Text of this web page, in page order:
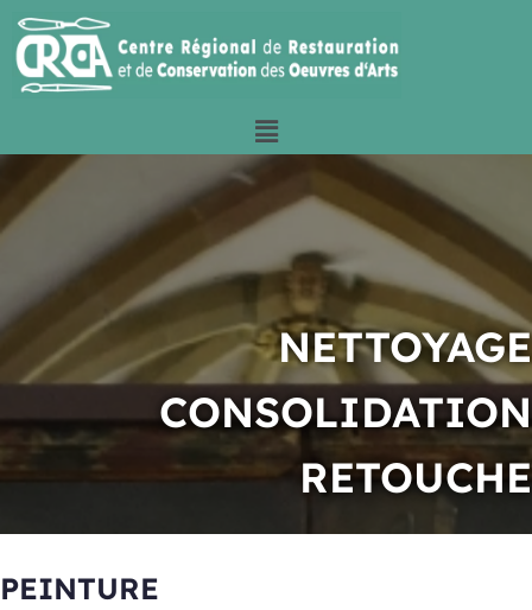
NETTOYAGE
CONSOLIDATION
RETOUCHE
PEINTURE